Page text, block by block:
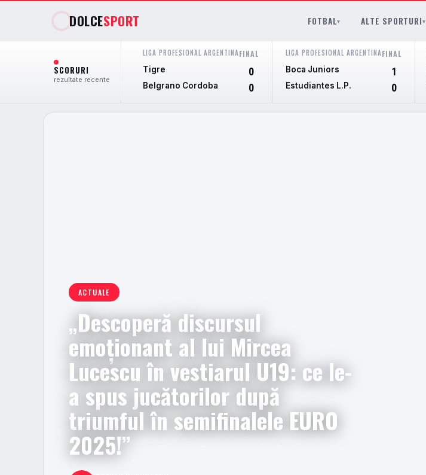
DOLCESPORT FOTBAL▾ ALTE SPORTURI▾
SCORURI
rezultate recente
LIGA PROFESIONAL ARGENTINAFINAL
Tigre 0
Belgrano Cordoba 0
LIGA PROFESIONAL ARGENTINAFINAL
Boca Juniors 1
Estudiantes L.P. 0
ACTUALE
„Descoperă discursul
emoționant al lui Mircea
Lucescu în vestiarul U19: ce le-
a spus jucătorilor după
triumful în semifinalele EURO
2025!”